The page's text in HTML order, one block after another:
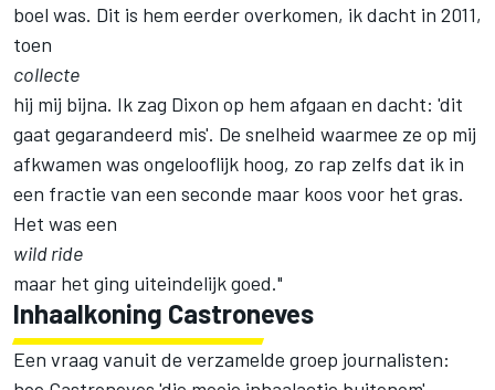
boel was. Dit is hem eerder overkomen, ik dacht in 2011,
toen
collecte
hij mij bijna. Ik zag Dixon op hem afgaan en dacht: 'dit
gaat gegarandeerd mis'. De snelheid waarmee ze op mij
afkwamen was ongelooflijk hoog, zo rap zelfs dat ik in
een fractie van een seconde maar koos voor het gras.
Het was een
wild ride
maar het ging uiteindelijk goed."
Inhaalkoning Castroneves
Een vraag vanuit de verzamelde groep journalisten: